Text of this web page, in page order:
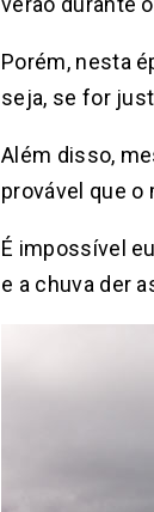
Porém, nesta
seja, se for
Além disso,
provável que o
É impossível
e a chuva der